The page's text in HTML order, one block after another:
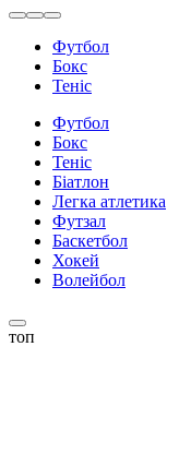
Футбол
Бокс
Теніс
Футбол
Бокс
Теніс
Біатлон
Легка атлетика
Футзал
Баскетбол
Хокей
Волейбол
топ